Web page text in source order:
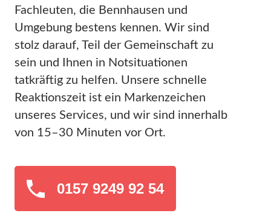
Fachleuten, die Bennhausen und
Umgebung bestens kennen. Wir sind
stolz darauf, Teil der Gemeinschaft zu
sein und Ihnen in Notsituationen
tatkräftig zu helfen. Unsere schnelle
Reaktionszeit ist ein Markenzeichen
unseres Services, und wir sind innerhalb
von 15–30 Minuten vor Ort.
0157 9249 92 54